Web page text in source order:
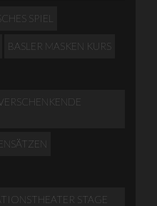
SPIEL
BASLER MASKEN KURS
STAGE